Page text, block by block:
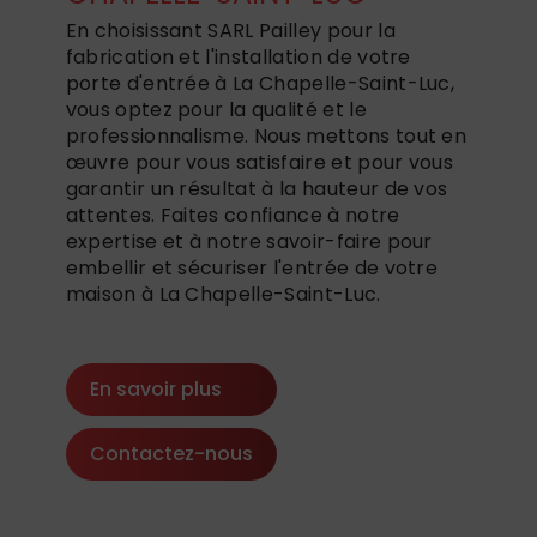
En choisissant SARL Pailley pour la
fabrication et l'installation de votre
porte d'entrée à La Chapelle-Saint-Luc,
vous optez pour la qualité et le
professionnalisme. Nous mettons tout en
œuvre pour vous satisfaire et pour vous
garantir un résultat à la hauteur de vos
attentes. Faites confiance à notre
expertise et à notre savoir-faire pour
embellir et sécuriser l'entrée de votre
maison à La Chapelle-Saint-Luc.
En savoir plus
Contactez-nous